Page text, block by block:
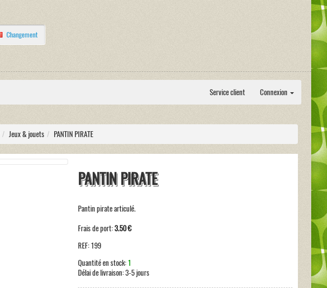
Changement
Service client Connexion
Jeux & jouets PANTIN PIRATE
PANTIN PIRATE
Pantin pirate articulé.
Frais de port:3.50 €
REF: 199
Quantité en stock: 1
Délai de livraison:3-5 jours